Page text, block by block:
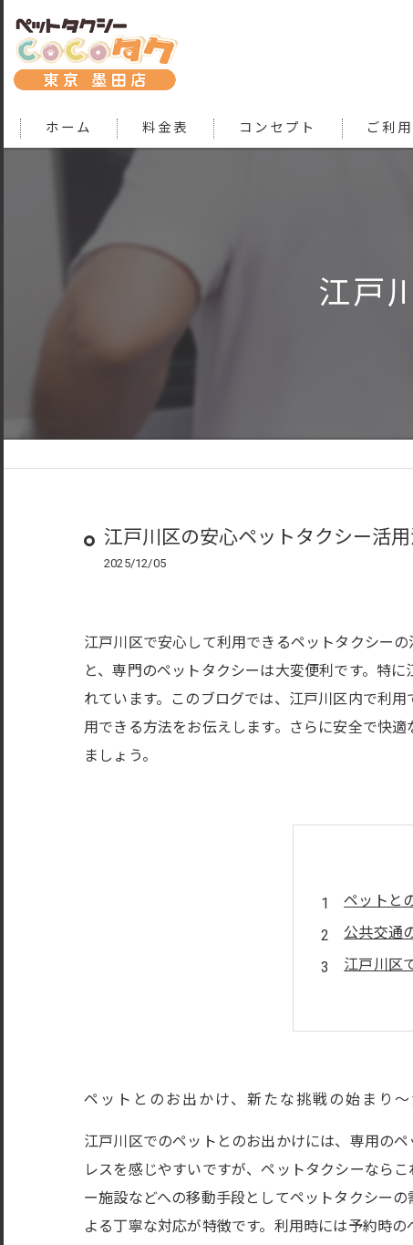
ホーム 料金表 コンセプト ご利
江戸
江戸川区の安心ペットタクシー活
2025/12/05
江戸川区で安心して利用できるペットタクシー
と、専門のペットタクシーは大変便利です。特
れています。このブログでは、江戸川区内で利
用できる方法をお伝えします。さらに安全で快
ましょう。
ペットと
公共交通
江戸川区
病院・
ペットも
安全で快
ペットとのお出かけ、新たな挑戦の始まり
江戸川区でのペットとのお出かけには、専用の
レスを感じやすいですが、ペットタクシーなら
ー施設などへの移動手段としてペットタクシー
よる丁寧な対応が特徴です。利用時には予約時